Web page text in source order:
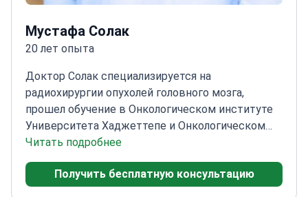
Мустафа Солак
20 лет опыта
Доктор Солак специализируется на
радиохирургии опухолей головного мозга,
прошел обучение в Онкологическом институте
Университета Хаджеттепе и Онкологическом
центре им. М. Д. Андерсона.
лечении рака молочной железы, легких, головы и
Стажировка в престижном Онкологическом
Читать подробнее
Получить бесплатную консультацию